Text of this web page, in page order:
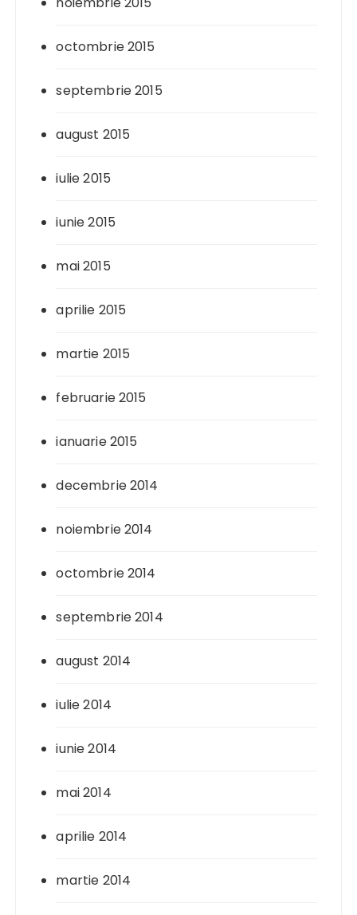
octombrie 2015
septembrie 2015
august 2015
iulie 2015
iunie 2015
mai 2015
aprilie 2015
martie 2015
februarie 2015
ianuarie 2015
decembrie 2014
noiembrie 2014
octombrie 2014
septembrie 2014
august 2014
iulie 2014
iunie 2014
mai 2014
aprilie 2014
martie 2014